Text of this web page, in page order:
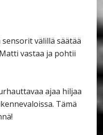
välillä säätää
vastaa ja pohtii
ajaa hiljaa
Tämä